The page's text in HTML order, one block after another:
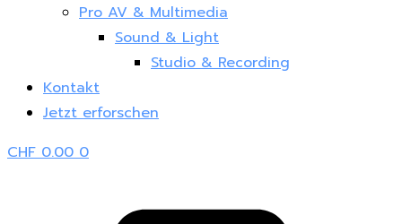
Pro AV & Multimedia
Sound & Light
Studio & Recording
Kontakt
Jetzt erforschen
CHF0.00 0